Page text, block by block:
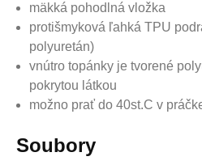
mäkká pohodlná vložka
protišmyková ľahká TPU
polyuretán)
vnútro topánky je tvorené
pokrytou látkou
možno prať do 40st.C v
Soubory